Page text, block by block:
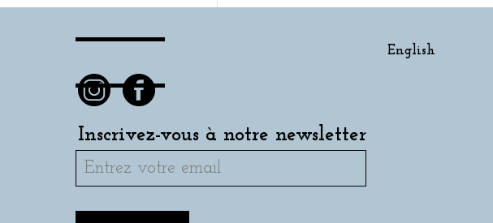
Inscrivez-vous à notre newsletter
English